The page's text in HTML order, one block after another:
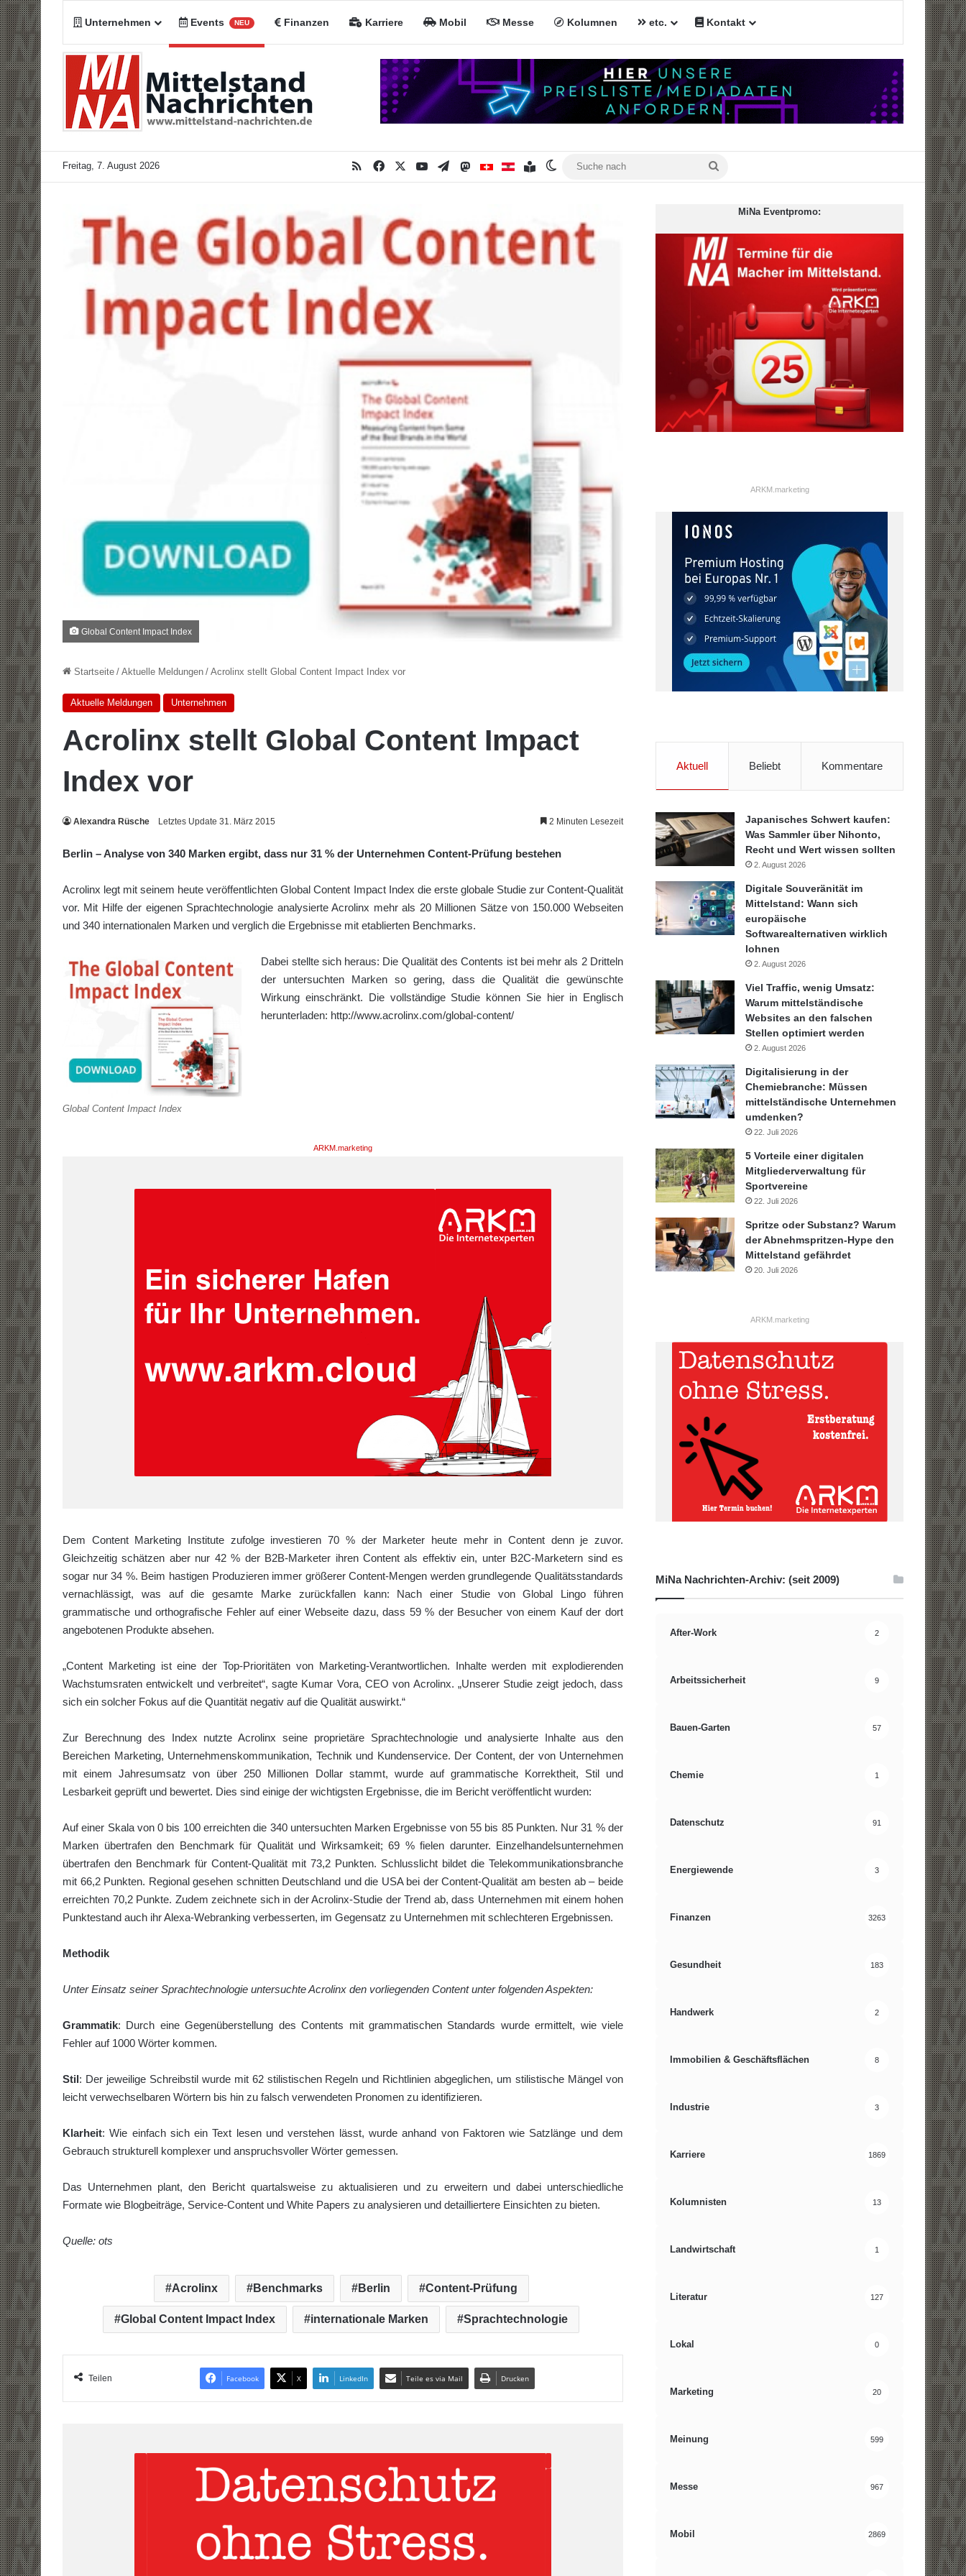
Unternehmen Events NEU Finanzen Karriere Mobil Messe Kolumnen etc. Kontakt
Freitag, 7. August 2026 RSSFacebookYouTubeTelegramMastodonMiNa CHMiNa AT
Inhaltsverzeichnis
Skin umschalten
Global Content Impact Index
Startseite / Aktuelle Meldungen / Acrolinx stellt Global Content Impact Index vor
Aktuelle Meldungen Unternehmen
Acrolinx stellt Global Content Impact
Index vor
Alexandra Rüsche Letztes Update 31. März 2015 2 Minuten Lesezeit
Berlin – Analyse von 340 Marken ergibt, dass nur 31 % der Unternehmen Content-Prüfung bestehen
Acrolinx legt mit seinem heute veröffentlichten Global Content Impact Index die erste globale Studie zur Content-Qualität
vor. Mit Hilfe der eigenen Sprachtechnologie analysierte Acrolinx mehr als 20 Millionen Sätze von 150.000 Webseiten
und 340 internationalen Marken und verglich die Ergebnisse mit etablierten Benchmarks.
Global Content Impact Index
Dabei stellte sich heraus: Die Qualität des Contents ist bei mehr als 2 Dritteln
der untersuchten Marken so gering, dass die Qualität die gewünschte
Wirkung einschränkt. Die vollständige Studie können Sie hier in Englisch
herunterladen: http://www.acrolinx.com/global-content/
ARKM.marketing
Dem Content Marketing Institute zufolge investieren 70 % der Marketer heute mehr in Content denn je zuvor.
Gleichzeitig schätzen aber nur 42 % der B2B-Marketer ihren Content als effektiv ein, unter B2C-Marketern sind es
sogar nur 34 %. Beim hastigen Produzieren immer größerer Content-Mengen werden grundlegende Qualitätsstandards
vernachlässigt, was auf die gesamte Marke zurückfallen kann: Nach einer Studie von Global Lingo führen
grammatische und orthografische Fehler auf einer Webseite dazu, dass 59 % der Besucher von einem Kauf der dort
angebotenen Produkte absehen.
„Content Marketing ist eine der Top-Prioritäten von Marketing-Verantwortlichen. Inhalte werden mit explodierenden
Wachstumsraten entwickelt und verbreitet“, sagte Kumar Vora, CEO von Acrolinx. „Unserer Studie zeigt jedoch, dass
sich ein solcher Fokus auf die Quantität negativ auf die Qualität auswirkt.“
Zur Berechnung des Index nutzte Acrolinx seine proprietäre Sprachtechnologie und analysierte Inhalte aus den
Bereichen Marketing, Unternehmenskommunikation, Technik und Kundenservice. Der Content, der von Unternehmen
mit einem Jahresumsatz von über 250 Millionen Dollar stammt, wurde auf grammatische Korrektheit, Stil und
Lesbarkeit geprüft und bewertet. Dies sind einige der wichtigsten Ergebnisse, die im Bericht veröffentlicht wurden:
Auf einer Skala von 0 bis 100 erreichten die 340 untersuchten Marken Ergebnisse von 55 bis 85 Punkten. Nur 31 % der
Marken übertrafen den Benchmark für Qualität und Wirksamkeit; 69 % fielen darunter. Einzelhandelsunternehmen
übertrafen den Benchmark für Content-Qualität mit 73,2 Punkten. Schlusslicht bildet die Telekommunikationsbranche
mit 66,2 Punkten. Regional gesehen schnitten Deutschland und die USA bei der Content-Qualität am besten ab – beide
erreichten 70,2 Punkte. Zudem zeichnete sich in der Acrolinx-Studie der Trend ab, dass Unternehmen mit einem hohen
Punktestand auch ihr Alexa-Webranking verbesserten, im Gegensatz zu Unternehmen mit schlechteren Ergebnissen.
Methodik
Unter Einsatz seiner Sprachtechnologie untersuchte Acrolinx den vorliegenden Content unter folgenden Aspekten:
Grammatik: Durch eine Gegenüberstellung des Contents mit grammatischen Standards wurde ermittelt, wie viele
Fehler auf 1000 Wörter kommen.
Stil: Der jeweilige Schreibstil wurde mit 62 stilistischen Regeln und Richtlinien abgeglichen, um stilistische Mängel von
leicht verwechselbaren Wörtern bis hin zu falsch verwendeten Pronomen zu identifizieren.
Klarheit: Wie einfach sich ein Text lesen und verstehen lässt, wurde anhand von Faktoren wie Satzlänge und dem
Gebrauch strukturell komplexer und anspruchsvoller Wörter gemessen.
Das Unternehmen plant, den Bericht quartalsweise zu aktualisieren und zu erweitern und dabei unterschiedliche
Formate wie Blogbeiträge, Service-Content und White Papers zu analysieren und detailliertere Einsichten zu bieten.
Quelle: ots
Acrolinx Benchmarks Berlin Content-Prüfung
Global Content Impact Index internationale Marken Sprachtechnologie
Teilen Facebook X LinkedIn Teile es via Mail Drucken
MiNa Eventpromo:
ARKM.marketing
Aktuell Beliebt Kommentare
Japanisches Schwert kaufen:
Was Sammler über Nihonto,
Recht und Wert wissen sollten
2. August 2026
Digitale Souveränität im
Mittelstand: Wann sich
europäische
Softwarealternativen wirklich
lohnen
2. August 2026
Viel Traffic, wenig Umsatz:
Warum mittelständische
Websites an den falschen
Stellen optimiert werden
2. August 2026
Digitalisierung in der
Chemiebranche: Müssen
mittelständische Unternehmen
umdenken?
22. Juli 2026
5 Vorteile einer digitalen
Mitgliederverwaltung für
Sportvereine
22. Juli 2026
Spritze oder Substanz? Warum
der Abnehmspritzen-Hype den
Mittelstand gefährdet
20. Juli 2026
ARKM.marketing
MiNa Nachrichten-Archiv: (seit 2009)
After-Work 2
Arbeitssicherheit 9
Bauen-Garten 57
Chemie 1
Datenschutz 91
Energiewende 3
Finanzen 3263
Gesundheit 183
Handwerk 2
Immobilien & Geschäftsflächen 8
Industrie 3
Karriere 1869
Kolumnisten 13
Landwirtschaft 1
Literatur 127
Lokal 0
Marketing 20
Meinung 599
Messe 967
Mobil 2869